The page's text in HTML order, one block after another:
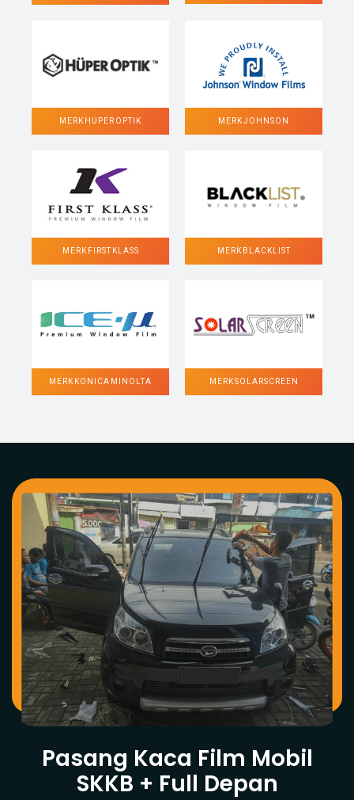
MERK HUPER OPTIK MERK JOHNSON
MERK FIRST KLASS MERK BLACKLIST
MERK KONICA MINOLTA MERK SOLARSCREEN
Pasang Kaca Film Mobil
SKKB + Full Depan